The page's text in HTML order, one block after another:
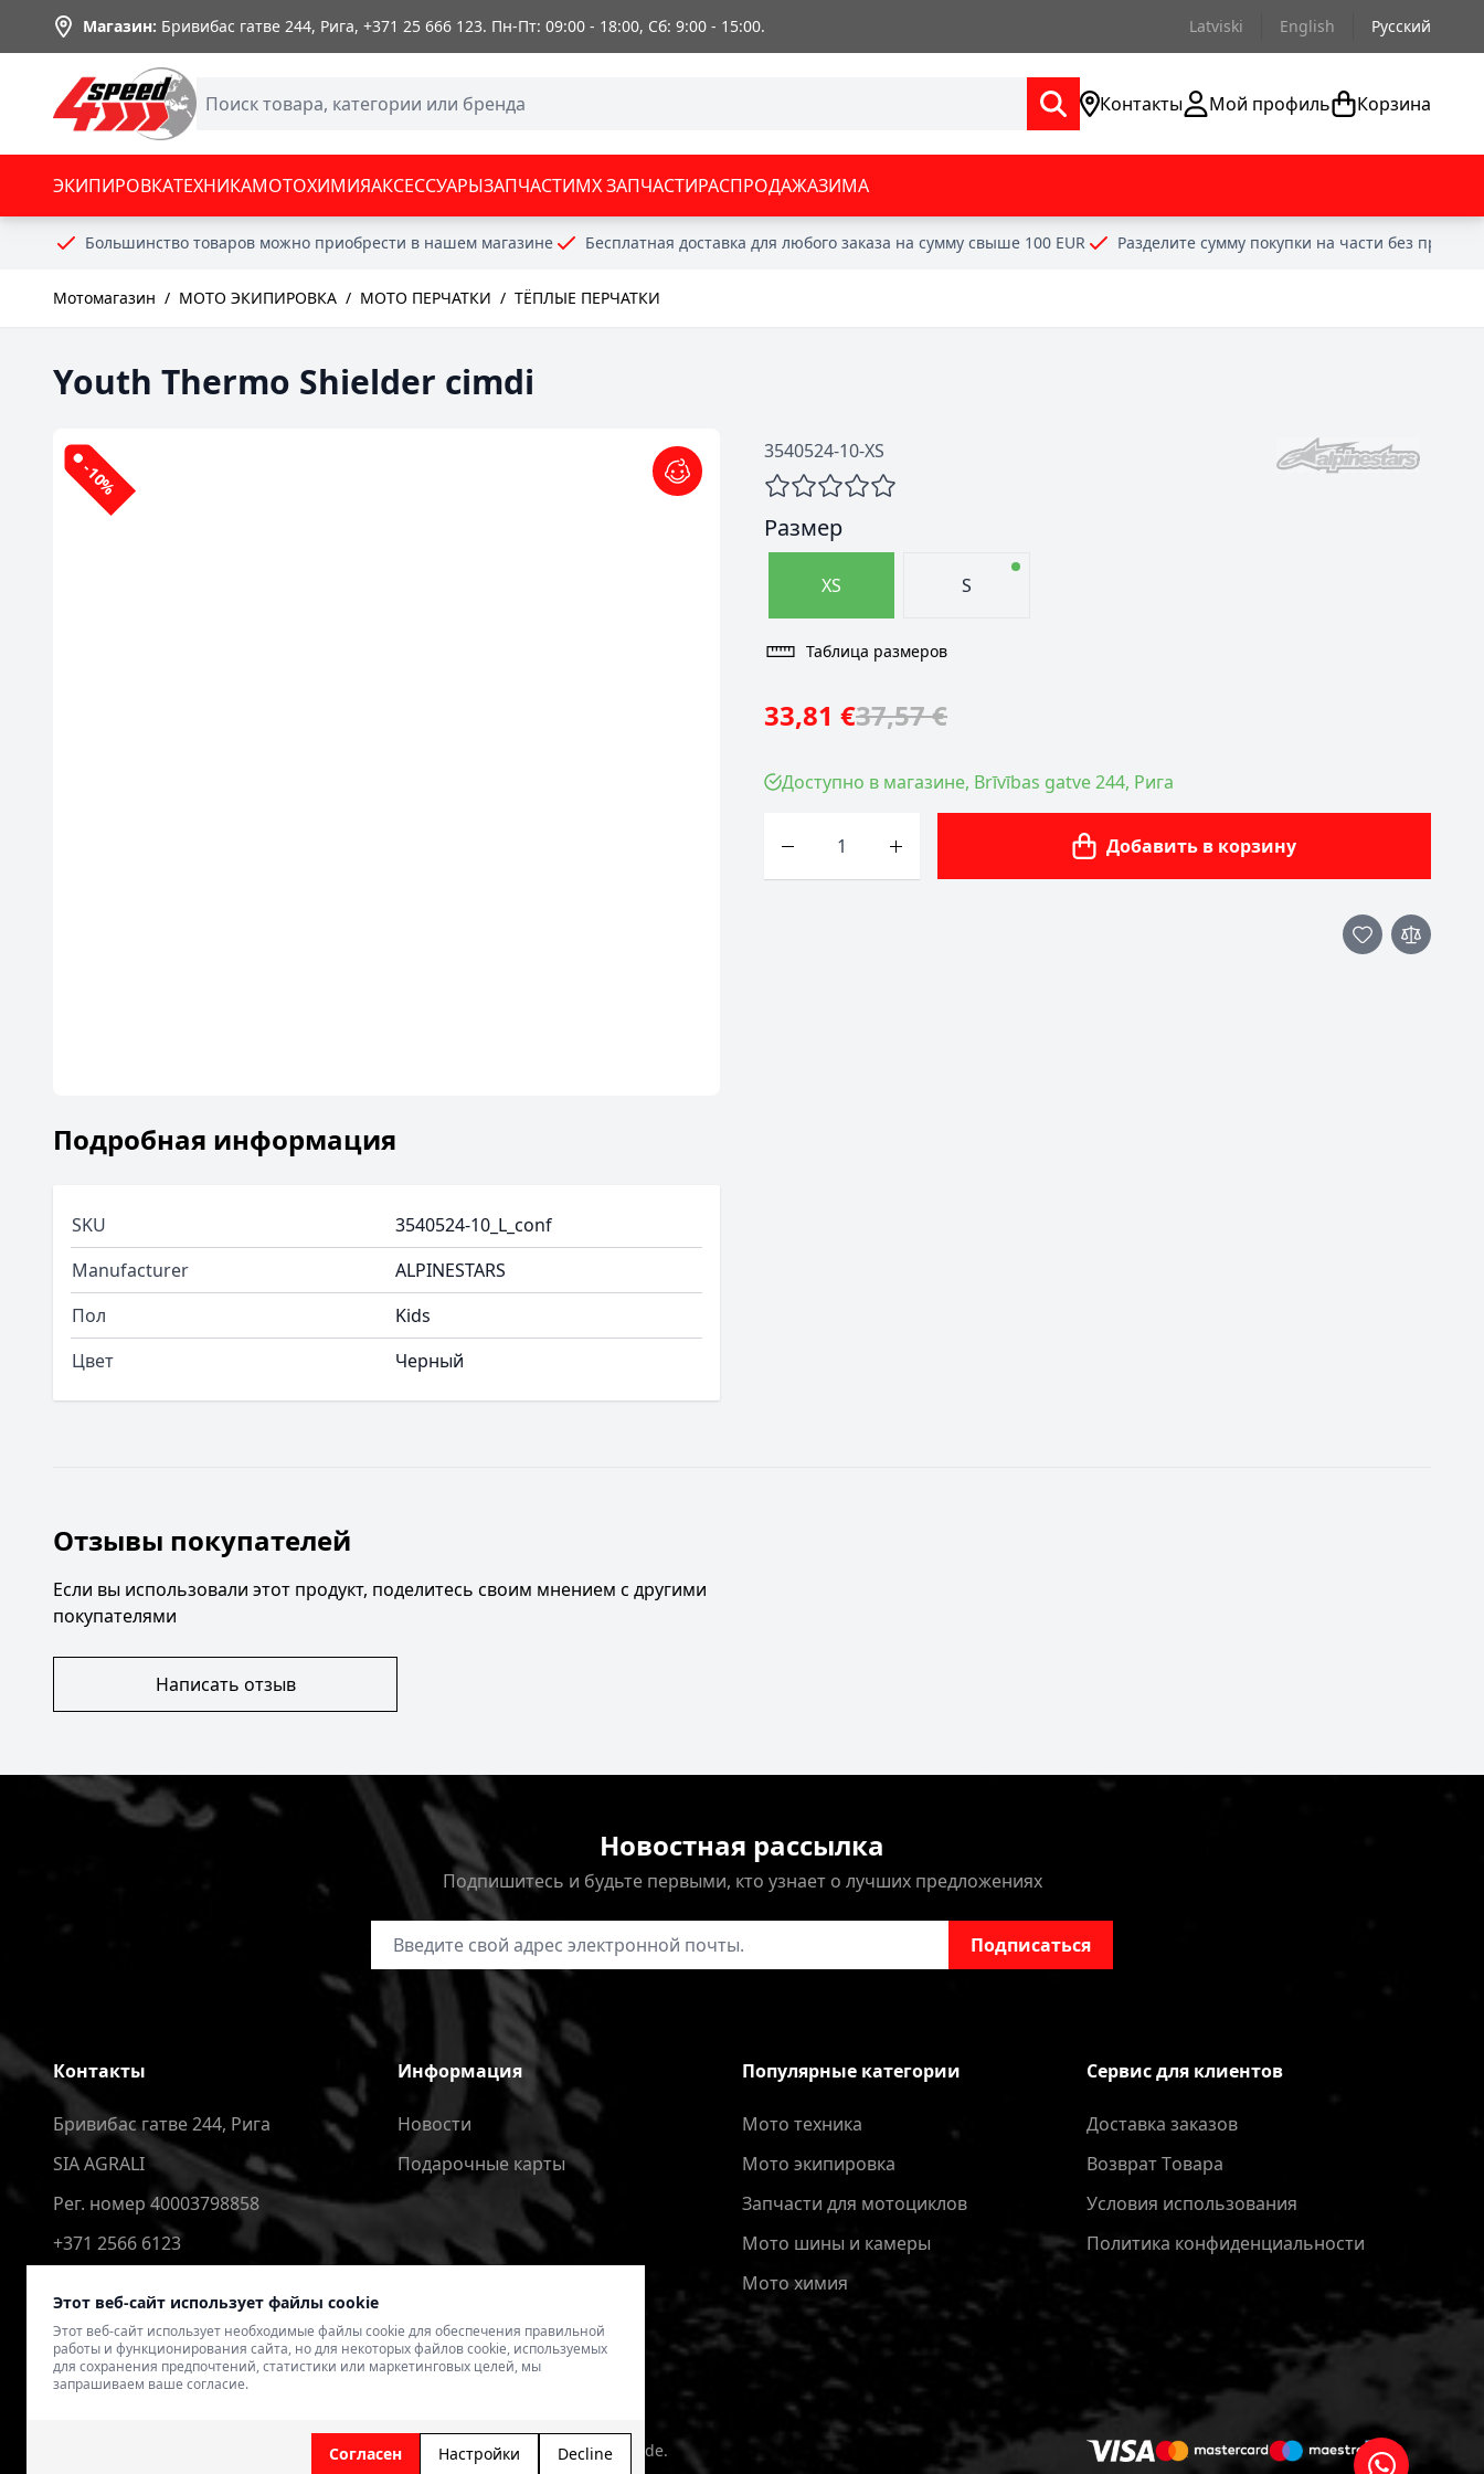
Этот веб-сайт использует файлы cookie
Этот веб-сайт использует необходимые файлы cookie для обеспечения правильной
работы и функционирования сайта, но для некоторых файлов cookie, используемых
для сохранения предпочтений, статистики или маркетинговых целей, мы
запрашиваем ваше согласие.
Согласен Настройки Decline
Skip to Content
Магазин: Бривибас гатве 244, Рига, +371 25 666 123. Пн-Пт: 09:00 - 18:00, Сб: 9:00 - 15:00. Latviski English Русский
Контакты Мой профиль Корзина
ЭКИПИРОВКАТЕХНИКАМОТОХИМИЯАКСЕССУАРЫЗАПЧАСТИMX ЗАПЧАСТИРАСПРОДАЖАЗИМА
Большинство товаров можно приобрести в нашем магазине Бесплатная доставка для любого заказа на сумму свыше 100 EUR Разделите сумму покупки на части без
Мотомагазин / МОТО ЭКИПИРОВКА / МОТО ПЕРЧАТКИ / ТЁПЛЫЕ ПЕРЧАТКИ
Youth Thermo Shielder cimdi
3540524-10-XS
-10%
Размер
XS S
Таблица размеров
33,81 €37,57 €
Доступно в магазине, Brīvības gatve 244, Рига
Добавить в корзину
Подробная информация
SKU
3540524-10_L_conf
Manufacturer
ALPINESTARS
Пол
Kids
Цвет
Черный
Отзывы покупателей
Если вы использовали этот продукт, поделитесь своим мнением с другими
покупателями
Написать отзыв
Новостная рассылка
Подпишитесь и будьте первыми, кто узнает о лучших предложениях
Адрес электронной почты Подписаться
Контакты
Бривибас гатве 244, Рига
SIA AGRALI
Рег. номер 40003798858
+371 2566 6123
Информация
Новости
Подарочные карты
Популярные категории
Мото техника
Мото экипировка
Запчасти для мотоциклов
Мото шины и камеры
Мото химия
Сервис для клиентов
Доставка заказов
Bозврат Tовара
Условия использования
Политика конфиденциальности
© 2026 4SPEED.LV. Visas tiesības aizsargātas.Interneta veikala izveide - Magecode.